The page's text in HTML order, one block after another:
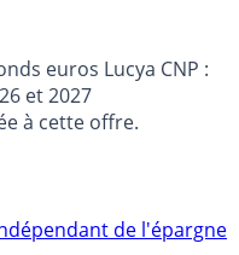
euros Lucya CNP :
et 2027
à cette offre.
de l'épargne